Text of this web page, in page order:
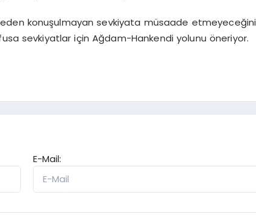
konuşulmayan sevkiyata müsaade etmeyeceğini
sevkiyatlar için Ağdam-Hankendi yolunu öneriyor.
E-Mail: